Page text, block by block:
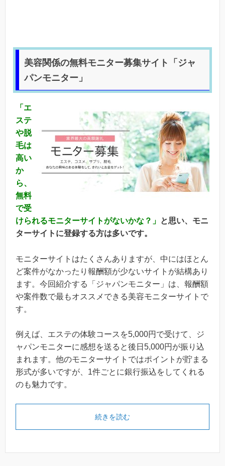
美容関係の無料モニター募集サイト「ジャ
パンモニター」
「エ
ステ
や脱
毛は
高い
か
ら、
無料
で受
けられるモニターサイトがないかな？」 と思い、モニ
ターサイトに登録する方は多いです。
モニターサイトはたくさんありますが、中にはほとん
ど案件がなかったり報酬額が少ないサイトが結構あり
ます。今回紹介する「ジャパンモニター」は、報酬額
や案件数で最もオススメできる美容モニターサイトで
す。
例えば、エステの体験コースを5,000円で受けて、ジ
ャパンモニターに感想を送ると後日5,000円が振り込
まれます。他のモニターサイトではポイントが貯まる
形式が多いですが、1件ごとに銀行振込をしてくれる
のも魅力です。
続きを読む